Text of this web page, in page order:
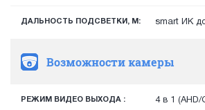
ДАЛЬНОСТЬ ПОДСВЕТКИ, М: smart ИК
Возможности камеры
РЕЖИМ ВИДЕО ВЫХОДА : 4 в 1 (AHD/